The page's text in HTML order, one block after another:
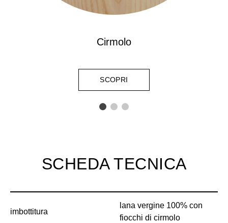
Cirmolo
SCOPRI
SCHEDA TECNICA
imbottitura
lana vergine 100% con
fiocchi di cirmolo